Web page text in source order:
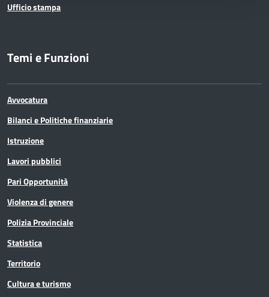
Ufficio stampa
Temi e Funzioni
Avvocatura
Bilanci e Politiche finanziarie
Istruzione
Lavori pubblici
Pari Opportunità
Violenza di genere
Polizia Provinciale
Statistica
Territorio
Cultura e turismo